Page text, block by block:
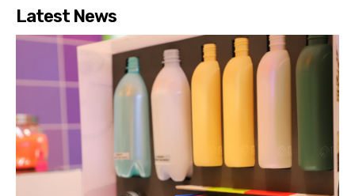
Latest News